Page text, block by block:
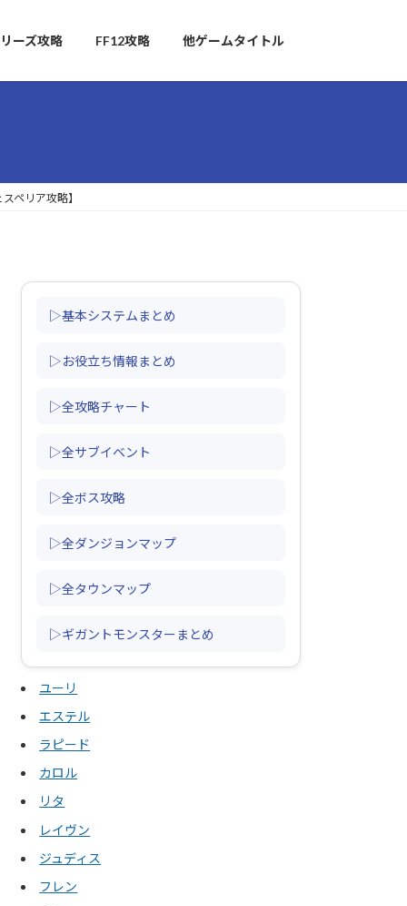
ーズ攻略 FF12攻略 他ゲームタイトル
ペリア攻略】
▷基本システムまとめ
▷お役立ち情報まとめ
▷全攻略チャート
▷全サブイベント
▷全ボス攻略
▷全ダンジョンマップ
▷全タウンマップ
▷ギガントモンスターまとめ
ユーリ
エステル
ラピード
カロル
リタ
レイヴン
ジュディス
フレン